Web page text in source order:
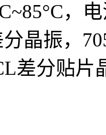
，
分晶振，
差分贴片